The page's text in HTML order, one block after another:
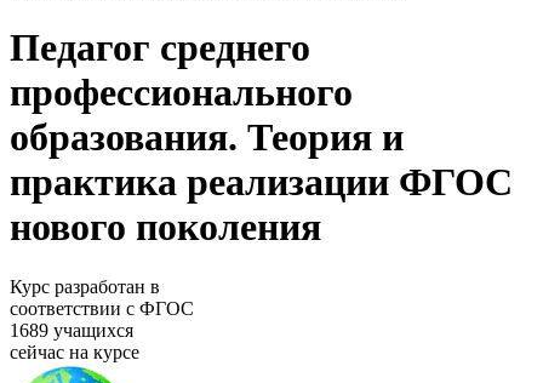
Педагог среднего
профессионального
образования. Теория и
практика реализации ФГОС
нового поколения
Курс разработан в
соответствии с ФГОС
1689 учащихся
сейчас на курсе